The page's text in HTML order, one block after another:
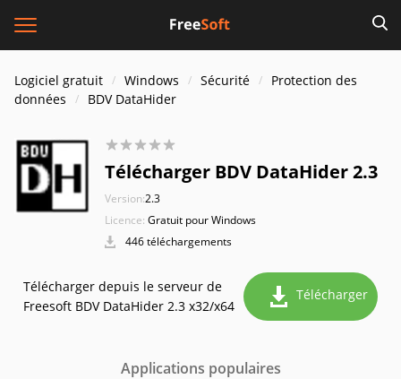
Logiciel gratuit Windows Sécurité
Protection des
données
BDV DataHider
Télécharger BDV DataHider 2.3
Version:2.3
Licence: Gratuit pour Windows
446 téléchargements
Télécharger depuis le serveur de
Freesoft BDV DataHider 2.3 x32/x64
Télécharger
Applications populaires